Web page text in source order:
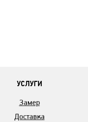
УСЛУГИ
Замер
Доставка